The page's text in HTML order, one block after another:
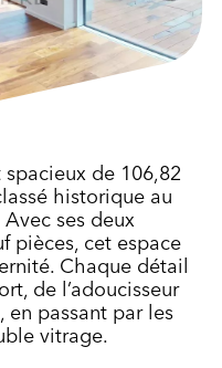
de 106,82
historique au
ses deux
pièces, cet espace
Chaque détail
de l’adoucisseur
en passant par les
vitrage.